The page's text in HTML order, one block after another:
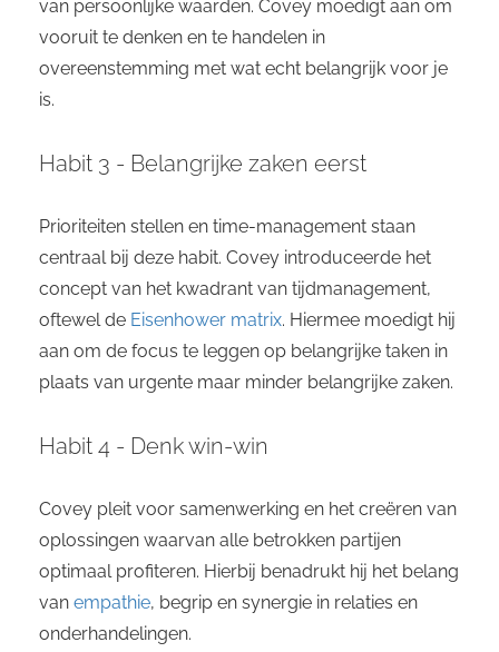
van persoonlijke waarden. Covey moedigt aan om
vooruit te denken en te handelen in
overeenstemming met wat echt belangrijk voor je
is.
Habit 3 - Belangrijke zaken eerst
Prioriteiten stellen en time-management staan
centraal bij deze habit. Covey introduceerde het
concept van het kwadrant van tijdmanagement,
oftewel de Eisenhower matrix. Hiermee moedigt hij
aan om de focus te leggen op belangrijke taken in
plaats van urgente maar minder belangrijke zaken.
Habit 4 - Denk win-win
Covey pleit voor samenwerking en het creëren van
oplossingen waarvan alle betrokken partijen
optimaal profiteren. Hierbij benadrukt hij het belang
van empathie, begrip en synergie in relaties en
onderhandelingen.